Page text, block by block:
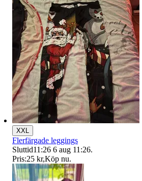
XXL
Flerfärgade leggings
Sluttid11:26 6 aug 11:26.
Pris:25 kr,Köp nu.